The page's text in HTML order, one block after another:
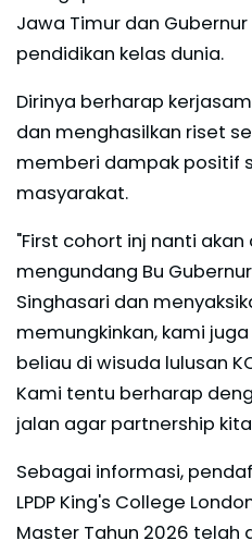
Jawa Timur dan
pendidikan kelas dunia.
Dirinya berharap
dan menghasilkan riset
memberi dampak positif
masyarakat.
"First cohort inj nanti
mengundang Bu
Singhasari dan
memungkinkan, kami
beliau di wisuda lulusan
Kami tentu berharap
jalan agar partnership
Sebagai informasi,
LPDP King's College
Master Tahun 2026 telah